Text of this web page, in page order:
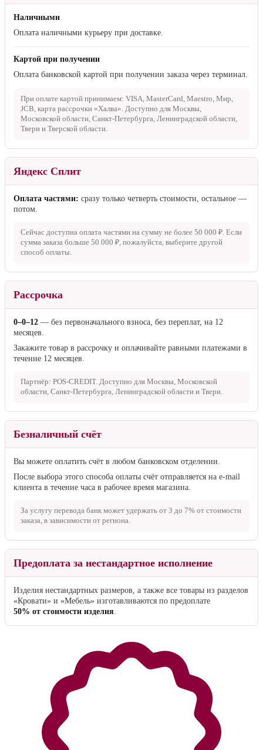
Наличными
Оплата наличными курьеру при доставке.
Картой при получении
Оплата банковской картой при получении заказа через терминал.
При оплате картой принимаем: VISA, MasterCard, Maestro, Мир,
JCB, карта рассрочки «Халва». Доступно для Москвы,
Московской области, Санкт-Петербурга, Ленинградской области,
Твери и Тверской области.
Яндекс Сплит
Оплата частями: сразу только четверть стоимости, остальное —
потом.
Сейчас доступна оплата частями на сумму не более 50 000 ₽. Если
сумма заказа больше 50 000 ₽, пожалуйста, выберите другой
способ оплаты.
Рассрочка
0–0–12 — без первоначального взноса, без переплат, на 12
месяцев.
Закажите товар в рассрочку и оплачивайте равными платежами в
течение 12 месяцев.
Партнёр: POS-CREDIT. Доступно для Москвы, Московской
области, Санкт-Петербурга, Ленинградской области и Твери.
Безналичный счёт
Вы можете оплатить счёт в любом банковском отделении.
После выбора этого способа оплаты счёт отправляется на e-mail
клиента в течение часа в рабочее время магазина.
За услугу перевода банк может удержать от 3 до 7% от стоимости
заказа, в зависимости от региона.
Предоплата за нестандартное исполнение
Изделия нестандартных размеров, а также все товары из разделов
«Кровати» и «Мебель» изготавливаются по предоплате
50% от стоимости изделия.